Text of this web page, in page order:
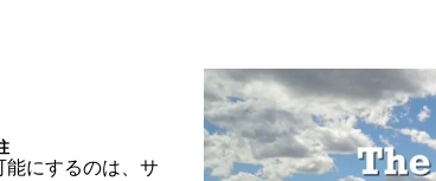
にするのは、サ